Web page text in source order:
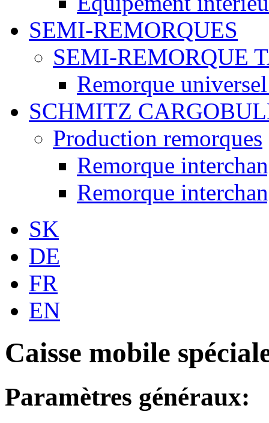
SEMI-REMORQUES
SEMI-REMORQUE
Remorque
SCHMITZ
Production remorques
Remorque
Remorque
SK
DE
FR
EN
Caisse mobile
Paramètres généraux: